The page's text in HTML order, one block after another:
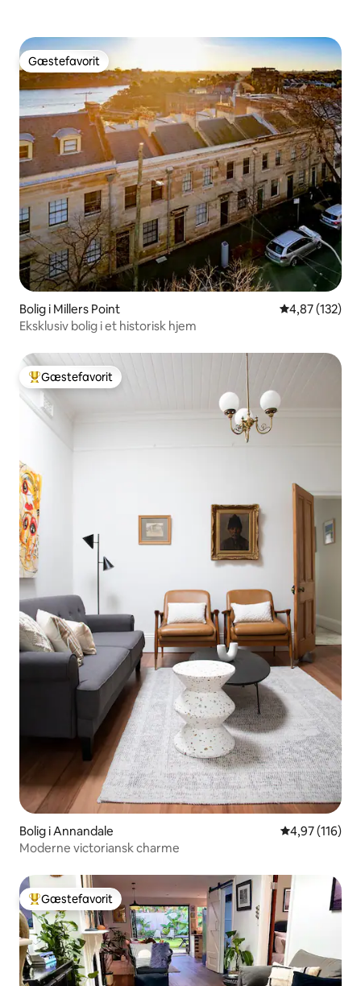
Gæstefavorit
Gæstefavorit
Bolig i Millers Point 4,87 ud af 5 i
4,87 (132)
Eksklusiv bolig i et historisk hjem
Bedste gæstefavorit
Gæstefavorit
Bolig i Annandale 4,97 ud af 5 i
4,97 (116)
Moderne victoriansk charme
Bedste gæstefavorit
Gæstefavorit